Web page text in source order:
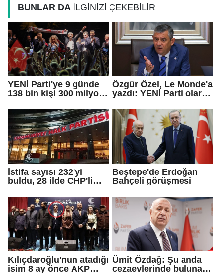
BUNLAR DA İLGİNİZİ ÇEKEBİLİR
YENİ Parti'ye 9 günde
138 bin kişi 300 milyon
Özgür Özel, Le Monde'a
yazdı: YENİ Parti olarak
öneriyoruz
İstifa sayısı 232'yi
buldu, 28 ilde CHP'li
Beştepe'de Erdoğan
Bahçeli görüşmesi
Kılıçdaroğlu'nun atadığı
isim 8 ay önce AKP
Ümit Özdağ: Şu anda
cezaevlerinde bulunan